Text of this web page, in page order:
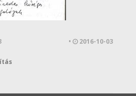
• 2016-10-03